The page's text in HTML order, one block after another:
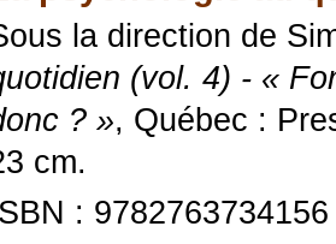
la direction de
(vol. 4) - «
? », Québec :
cm.
: 9782763734156